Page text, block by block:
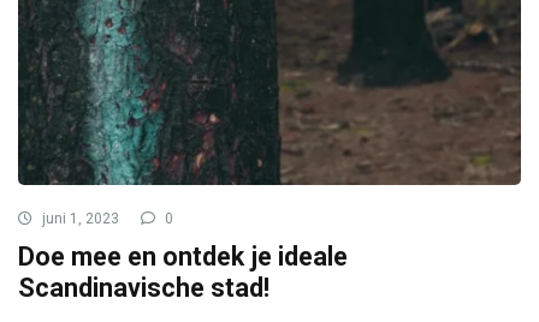
juni 1, 2023 0
Doe mee en ontdek je ideale
Scandinavische stad!